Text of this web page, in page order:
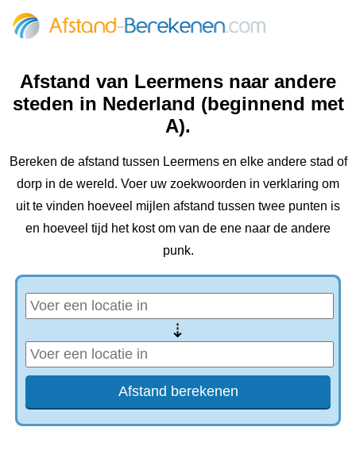
Afstand van Leermens naar andere
steden in Nederland (beginnend met
A).
Bereken de afstand tussen Leermens en elke andere stad of
dorp in de wereld. Voer uw zoekwoorden in verklaring om
uit te vinden hoeveel mijlen afstand tussen twee punten is
en hoeveel tijd het kost om van de ene naar de andere
punk.
⇢